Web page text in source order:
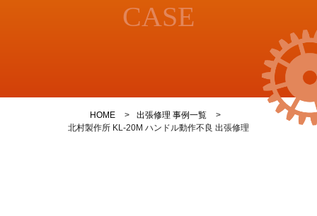
オーバーホール
事例紹介
会社案内
CASE
HOME
出張修理 事例一覧
北村製作所 KL-20M ハンドル動作不良 出張修理